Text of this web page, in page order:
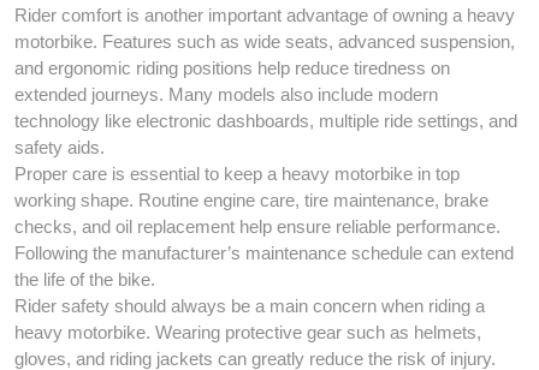
Rider comfort is another important advantage of owning a heavy
motorbike. Features such as wide seats, advanced suspension,
and ergonomic riding positions help reduce tiredness on
extended journeys. Many models also include modern
technology like electronic dashboards, multiple ride settings, and
safety aids.
Proper care is essential to keep a heavy motorbike in top
working shape. Routine engine care, tire maintenance, brake
checks, and oil replacement help ensure reliable performance.
Following the manufacturer’s maintenance schedule can extend
the life of the bike.
Rider safety should always be a main concern when riding a
heavy motorbike. Wearing protective gear such as helmets,
gloves, and riding jackets can greatly reduce the risk of injury.